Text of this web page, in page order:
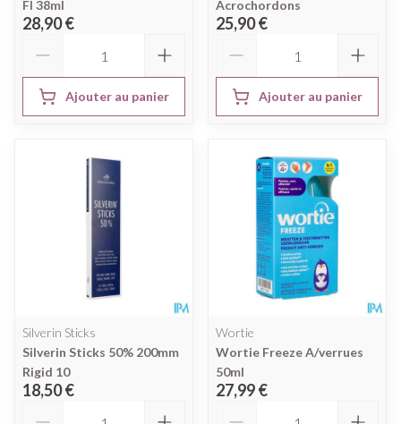
Fl 38ml
28,90 €
Ajouter au panier
Acrochordons
25,90 €
Ajouter au panier
Silverin Sticks
Silverin Sticks 50% 200mm
Rigid 10
18,50 €
Wortie
Wortie Freeze A/verrues
50ml
27,99 €